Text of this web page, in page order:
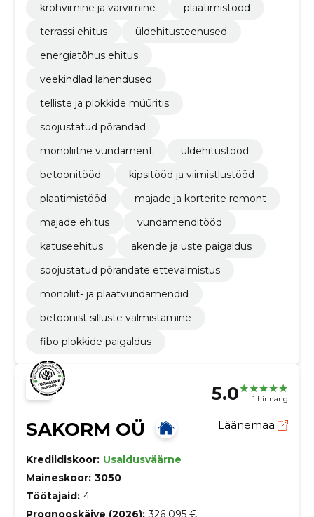
krohvimine ja värvimine
plaatimistööd
terrassi ehitus
üldehitusteenused
energiatõhus ehitus
veekindlad lahendused
telliste ja plokkide müüritis
soojustatud põrandad
monoliitne vundament
üldehitustööd
betoonitööd
kipsitööd ja viimistlustööd
plaatimistööd
majade ja korterite remont
majade ehitus
vundamenditööd
katuseehitus
akende ja uste paigaldus
soojustatud põrandate ettevalmistus
monoliit- ja plaatvundamendid
betoonist silluste valmistamine
fibo plokkide paigaldus
5.0 1 hinnang
SAKORM OÜ Läänemaa
Krediidiskoor: Usaldusväärne
Maineskoor: 3050
Töötajaid: 4
Prognooskäive (2026): 326 095 €